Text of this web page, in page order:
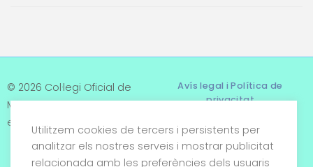
© 2026 Col·legi Oficial de
Metges de Tarragona. Tots
els drets reservats
Avís legal i Política de
privacitat
Termes i condicions
Política de cookies
Utilitzem cookies de tercers i persistents per
analitzar els nostres serveis i mostrar publicitat
relacionada amb les preferències dels usuaris